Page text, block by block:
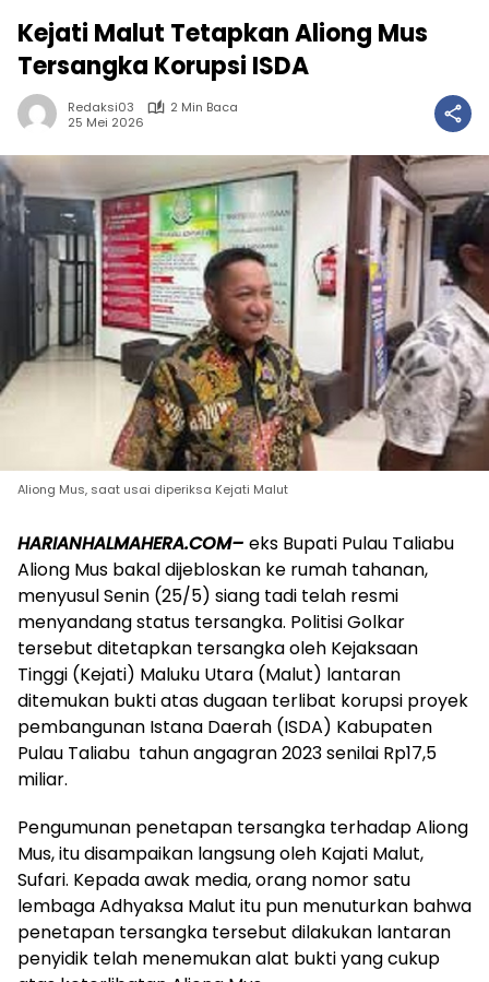
Kejati Malut Tetapkan Aliong Mus
Tersangka Korupsi ISDA
Redaksi03
2 Min Baca
25 Mei 2026
Aliong Mus, saat usai diperiksa Kejati Malut
HARIANHALMAHERA.COM– eks Bupati Pulau Taliabu
Aliong Mus bakal dijebloskan ke rumah tahanan,
menyusul Senin (25/5) siang tadi telah resmi
menyandang status tersangka. Politisi Golkar
tersebut ditetapkan tersangka oleh Kejaksaan
Tinggi (Kejati) Maluku Utara (Malut) lantaran
ditemukan bukti atas dugaan terlibat korupsi proyek
pembangunan Istana Daerah (ISDA) Kabupaten
Pulau Taliabu tahun angagran 2023 senilai Rp17,5
miliar.
Pengumunan penetapan tersangka terhadap Aliong
Mus, itu disampaikan langsung oleh Kajati Malut,
Sufari. Kepada awak media, orang nomor satu
lembaga Adhyaksa Malut itu pun menuturkan bahwa
penetapan tersangka tersebut dilakukan lantaran
penyidik telah menemukan alat bukti yang cukup